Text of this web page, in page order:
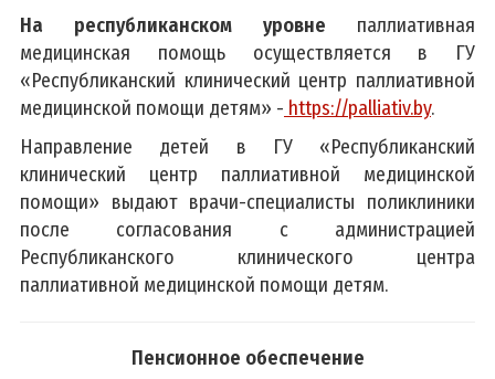
На республиканском уровне паллиативная
медицинская помощь осуществляется в ГУ
«Республиканский клинический центр паллиативной
медицинской помощи детям» - https://palliativ.by.
Направление детей в ГУ «Республиканский
клинический центр паллиативной медицинской
помощи» выдают врачи-специалисты поликлиники
после согласования с администрацией
Республиканского клинического центра
паллиативной медицинской помощи детям.
Пенсионное обеспечение